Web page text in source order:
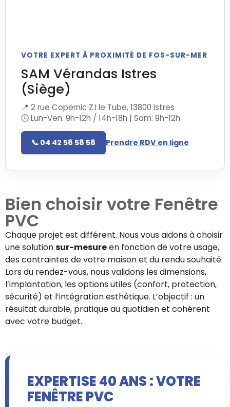
VOTRE EXPERT À PROXIMITÉ DE FOS-SUR-MER
SAM Vérandas Istres
(Siège)
📍 2 rue Copernic Z.I le Tube, 13800 Istres
🕒 Lun-Ven: 9h-12h / 14h-18h | Sam: 9h-12h
📞 04 42 58 58 58 Prendre RDV en ligne
Bien choisir votre Fenêtre
PVC
Chaque projet est différent. Nous vous aidons à choisir
une solutionsur-mesureen fonction de votre usage,
des contraintes de votre maison et du rendu souhaité.
Lors du rendez-vous, nous validons les dimensions,
l’implantation, les options utiles (confort, protection,
sécurité) et l’intégration esthétique. L’objectif : un
résultat durable, pratique au quotidien et cohérent
avec votre budget.
EXPERTISE 40 ANS : VOTRE
FENÊTRE PVC